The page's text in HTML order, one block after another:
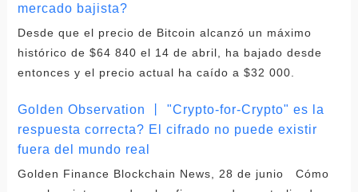
mercado bajista?
Desde que el precio de Bitcoin alcanzó un máximo
histórico de $64 840 el 14 de abril, ha bajado desde
entonces y el precio actual ha caído a $32 000.
Golden Observation 丨 "Crypto-for-Crypto" es la
respuesta correcta? El cifrado no puede existir
fuera del mundo real
Golden Finance Blockchain News, 28 de junio Cómo